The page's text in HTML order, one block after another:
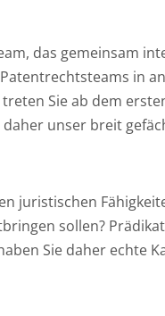
das gemeinsam
in
Sie ab dem
unser breit
juristischen
sollen?
Sie daher echte